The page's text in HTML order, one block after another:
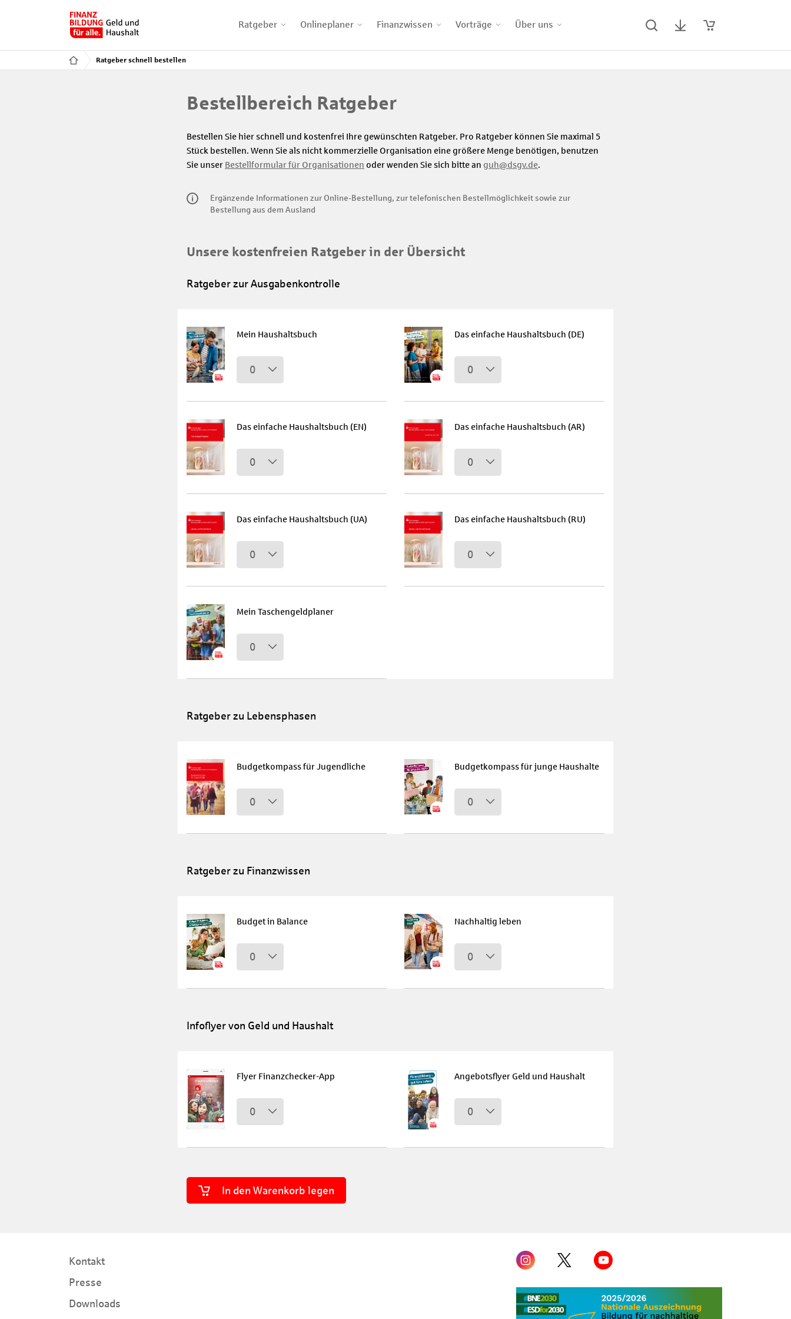
Ratgeber Onlineplaner Finanzwissen Vorträge Über uns
Ratgeber schnell bestellen
Bestellbereich Ratgeber
Bestellen Sie hier schnell und kostenfrei Ihre gewünschten Ratgeber. Pro Ratgeber können Sie maximal 5
Stück bestellen. Wenn Sie als nicht kommerzielle Organisation eine größere Menge benötigen, benutzen
Sie unser Bestellformular für Organisationen oder wenden Sie sich bitte an guh@dsgv.de.
Ergänzende Informationen zur Online-Bestellung, zur telefonischen Bestellmöglichkeit sowie zur
Bestellung aus dem Ausland
Unsere kostenfreien Ratgeber in der Übersicht
Ratgeber zur Ausgabenkontrolle
Mein Haushaltsbuch
0
Das einfache Haushaltsbuch (DE)
0
Das einfache Haushaltsbuch (EN)
0
Das einfache Haushaltsbuch (AR)
0
Das einfache Haushaltsbuch (UA)
0
Das einfache Haushaltsbuch (RU)
0
Mein Taschengeldplaner
0
Ratgeber zu Lebensphasen
Budgetkompass für Jugendliche
0
Budgetkompass für junge Haushalte
0
Ratgeber zu Finanzwissen
Budget in Balance
0
Nachhaltig leben
0
Infoflyer von Geld und Haushalt
Flyer Finanzchecker-App
0
Angebotsflyer Geld und Haushalt
0
In den Warenkorb legen
Kontakt
Presse
Downloads